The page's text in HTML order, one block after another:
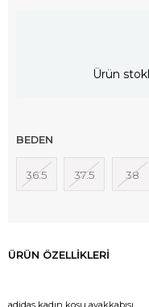
Ürün
BEDEN
36.5 37.5 38
ÜRÜN ÖZELLIKLERI
adidas kadın koşu ayakkabısı